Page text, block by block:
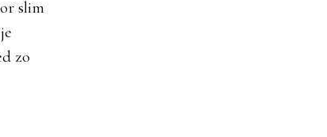
slim
zo